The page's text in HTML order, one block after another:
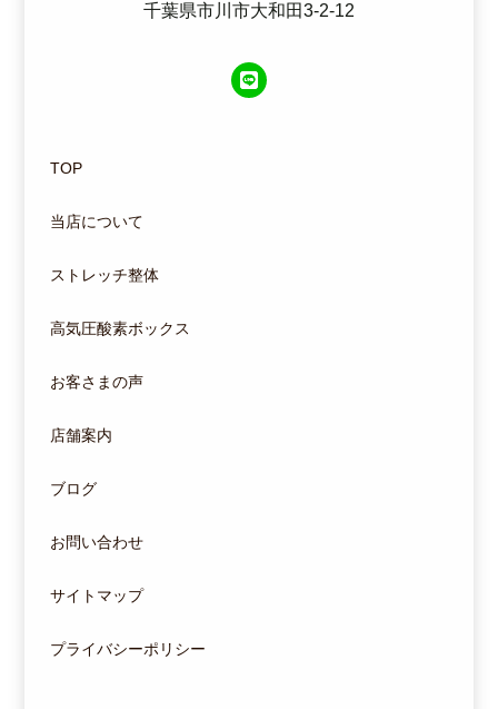
千葉県市川市大和田3-2-12
TOP
当店について
ストレッチ整体
高気圧酸素ボックス
お客さまの声
店舗案内
ブログ
お問い合わせ
サイトマップ
プライバシーポリシー